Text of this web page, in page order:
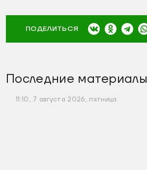
ПОДЕЛИТЬСЯ
Последние материалы
11:10, 7 августа 2026, пятница